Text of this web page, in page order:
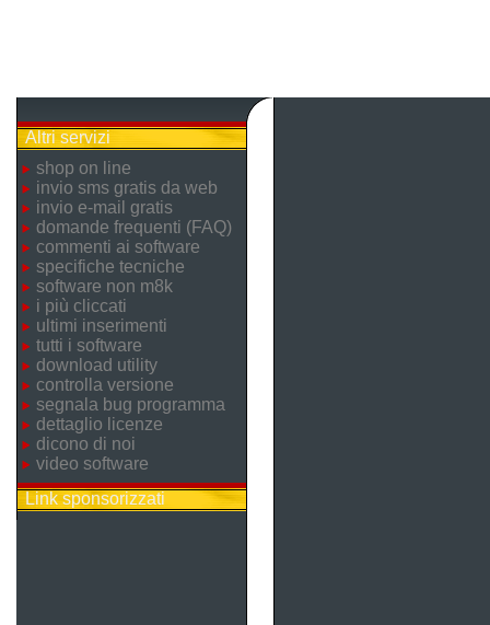
Altri servizi
shop on line
invio sms gratis da web
invio e-mail gratis
domande frequenti (FAQ)
commenti ai software
specifiche tecniche
software non m8k
i più cliccati
ultimi inserimenti
tutti i software
download utility
controlla versione
segnala bug programma
dettaglio licenze
dicono di noi
video software
Link sponsorizzati